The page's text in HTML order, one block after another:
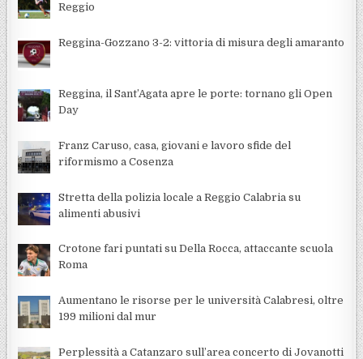
Reggio
Reggina-Gozzano 3-2: vittoria di misura degli amaranto
Reggina, il Sant’Agata apre le porte: tornano gli Open
Day
Franz Caruso, casa, giovani e lavoro sfide del
riformismo a Cosenza
Stretta della polizia locale a Reggio Calabria su
alimenti abusivi
Crotone fari puntati su Della Rocca, attaccante scuola
Roma
Aumentano le risorse per le università Calabresi, oltre
199 milioni dal mur
Perplessità a Catanzaro sull’area concerto di Jovanotti